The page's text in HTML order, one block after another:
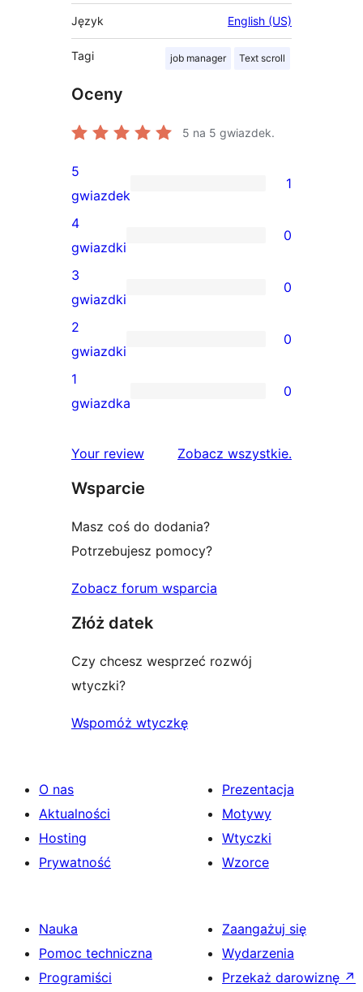
Język English (US)
Tagi job manager Text scroll
Oceny
5 na 5 gwiazdek.
1
recenzja
5-
gwiazdkowa
5
gwiazdek
1
0
recenzji
4-
gwiazdkowych
4
gwiazdki
0
0
recenzji
3-
gwiazdkowych
3
gwiazdki
0
0
recenzji
2-
2
gwiazdki
0
0
1-
1
gwiazdka
0
Your review Zobacz wszystkierecenzje
.
Wsparcie
Masz coś do dodania?
Potrzebujesz pomocy?
Zobacz forum wsparcia
Złóż datek
Czy chcesz wesprzeć rozwój
wtyczki?
Wspomóż wtyczkę
O nas
Aktualności
Hosting
Prywatność
Prezentacja
Motywy
Wtyczki
Wzorce
Nauka
Pomoc techniczna
Programiści
Zaangażuj się
Wydarzenia
Przekaż darowiznę ↗